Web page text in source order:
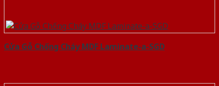
Cửa Gỗ Chống Cháy MDF Laminate-a-SGD